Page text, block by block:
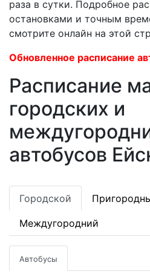
раза в сутки. Подробное
остановками и точным
смотрите онлайн на этой
Обновленное расписание
Расписание
городских и
автобусов
Городской
Междугородний
Автобусы